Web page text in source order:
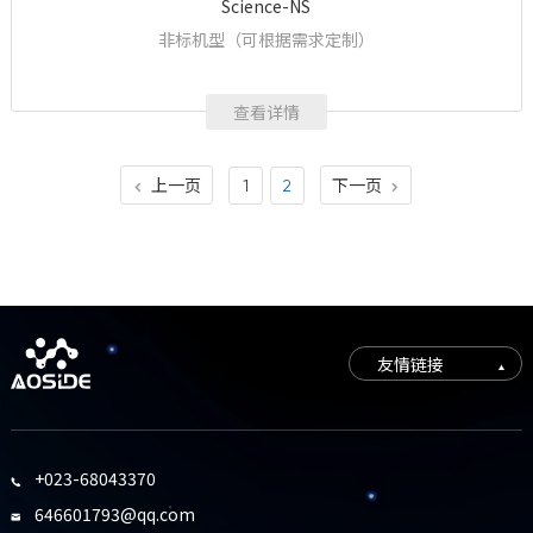
Science-NS
非标机型（可根据需求定制）
查看详情
 上一页 1 2 下一页 
友情链接
 +023-68043370
 646601793@qq.com